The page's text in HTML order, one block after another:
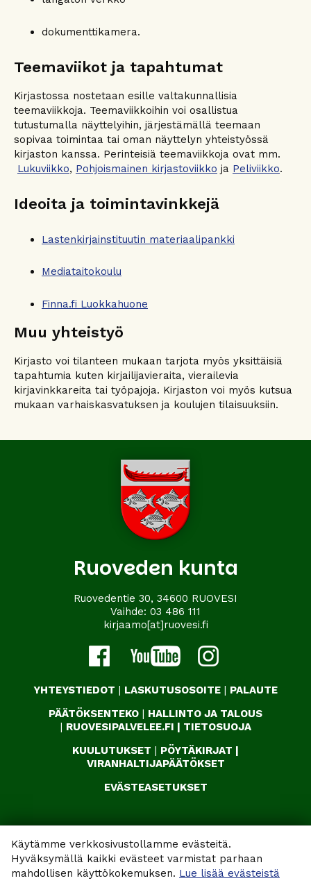
Käytämme verkkosivustollamme evästeitä.
Hyväksymällä kaikki evästeet varmistat parhaan
mahdollisen käyttökokemuksen. Lue lisää evästeistä
dokumenttikamera.
Teemaviikot ja tapahtumat
Kirjastossa nostetaan esille valtakunnallisia
teemaviikkoja. Teemaviikkoihin voi osallistua
tutustumalla näyttelyihin, järjestämällä teemaan
sopivaa toimintaa tai oman näyttelyn yhteistyössä
kirjaston kanssa. Perinteisiä teemaviikkoja ovat mm.
Lukuviikko, Pohjoismainen kirjastoviikko ja Peliviikko.
Ideoita ja toimintavinkkejä
Lastenkirjainstituutin materiaalipankki
Mediataitokoulu
Finna.fi Luokkahuone
Muu yhteistyö
Kirjasto voi tilanteen mukaan tarjota myös yksittäisiä
tapahtumia kuten kirjailijavieraita, vierailevia
kirjavinkkareita tai työpajoja. Kirjaston voi myös kutsua
mukaan varhaiskasvatuksen ja koulujen tilaisuuksiin.
Ruoveden kunta
Ruovedentie 30, 34600 RUOVESI
Vaihde: 03 486 111
kirjaamo[at]ruovesi.fi
YHTEYSTIEDOT | LASKUTUSOSOITE | PALAUTE
PÄÄTÖKSENTEKO | HALLINTO JA TALOUS
| RUOVESIPALVELEE.FI | TIETOSUOJA
KUULUTUKSET | PÖYTÄKIRJAT |
VIRANHALTIJAPÄÄTÖKSET
EVÄSTEASETUKSET